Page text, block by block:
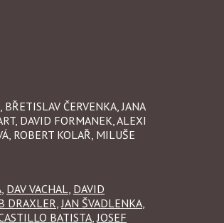
ČERVENKA, JANA
DAVID FORMANEK, ALEXI
ROBERT KOLAŘ, MILUŠE
DAV VACHAL DAVID
DRAXLER JAN ŠVADLENKA
BATISTA JOSEF